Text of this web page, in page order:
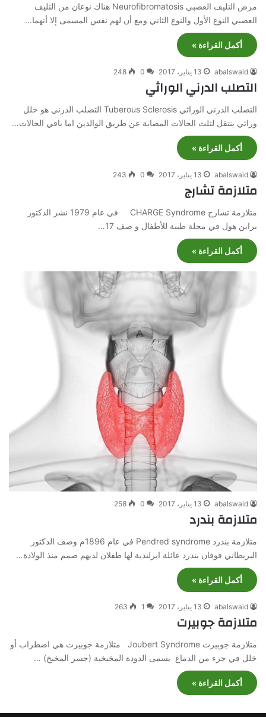
مرض التليف العصبي Neurofibromatosis هناك نوعان من التليف
العصبي النوع الأول والنوع الثاني ومع أن لهم نفس المسمى إلا أنهما…
أكمل القراءة »
abalswaid 13 يناير، 2017 0
248
التصلب الدرني الوراثي
التصلب الدرني الوراثي Tuberous Sclerosis التصلب الدرني هو خلل
وراثي ينتقل لثلث الحالات المصابة عن طريق الوالدين اما باقي الحالات…
أكمل القراءة »
abalswaid 13 يناير، 2017 0
243
متلازمة تشارج
متلازمة تشارج CHARGE Syndrome في عام 1979 نشر الدكتور
براين هول في مجلة طبية للأطفال و صف 17…
أكمل القراءة »
abalswaid 13 يناير، 2017 0
258
متلازمة بندرد
متلازمة بندرد Pendred syndrome في عام 1896م وصف الدكتور
البريطاني فوفان بندرد عائلة ايرلندية لها طفلان لديهم صمم منذ الولادة…
أكمل القراءة »
abalswaid 13 يناير، 2017 1
263
متلازمة جوبيرت
متلازمة جوبيرت Joubert Syndrome متلازمة جوبيرت هي اضطراب أو
خلل في جزء من الدماغ يسمى الدودة المخيخية (جسر المخيخ) …
أكمل القراءة »